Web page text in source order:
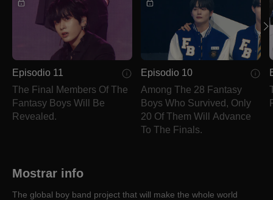
Episodio 11
The Final Members Of The
Fantasy Boys Will Be
Revealed.
Episodio 10
Among The 28 Fantasy
Boys Who Survived, Only
20 Of Them Will Advance
To The Finals.
Mostrar info
The global boy band project that will make the whole world